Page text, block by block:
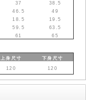
37
38.5
46.5
49
18.5
19.5
59.5
63.5
61 65
上身 尺寸 下身 尺寸
120 120